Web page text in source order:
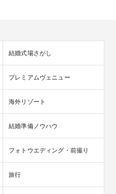
結婚式場さがし
プレミアムヴェニュー
海外リゾート
結婚準備ノウハウ
フォトウエディング・前撮り
旅行